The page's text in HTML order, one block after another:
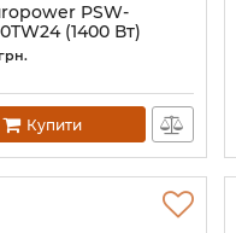
PSW-
(1400 Вт)
07817
грн.
Купити